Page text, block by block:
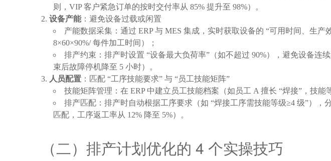
则，VIP 客户紧急订单的按时交付率从 85% 提升至 98%）。
设备产能：避免设备过载或闲置
产能数据采集：通过 ERP 与 MES 集成，实时获取设备的 “可用时间、生
8×60×90%/ 每件加工时间）；
排产约束：排产时设置 “设备最大负荷率”（如不超过 90%），避免设备连
束后故障停机降至 5 小时）。
人员配置 ：匹配 “工序技能要求” 与 “员工技能矩阵”
技能矩阵管理：在 ERP 中建立员工技能档案（如员工 A 擅长 “焊接”，技能
排产匹配：排产时自动根据工序要求（如 “焊接工序需技能等级≥4 级”）
匹配，工序返工率从 12% 降至 5%）。
（二）排产计划优化的 4 个实操技巧